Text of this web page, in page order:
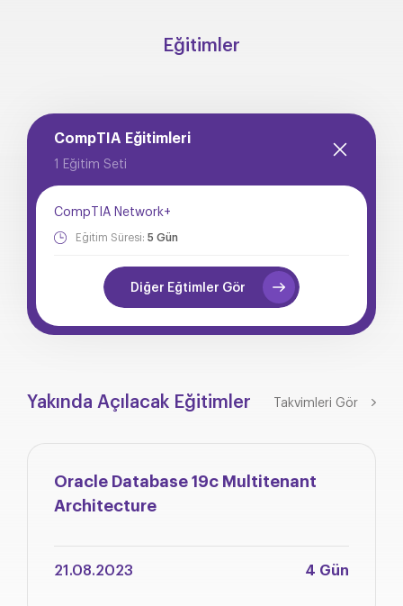
Eğitimler
CompTIA Eğitimleri
1 Eğitim Seti
CompTIA Network+
Eğitim Süresi: 5 Gün
Diğer Eğtimler Gör
Yakında Açılacak Eğitimler Takvimleri Gör
Oracle Database 19c Multitenant
Architecture
21.08.2023 4 Gün